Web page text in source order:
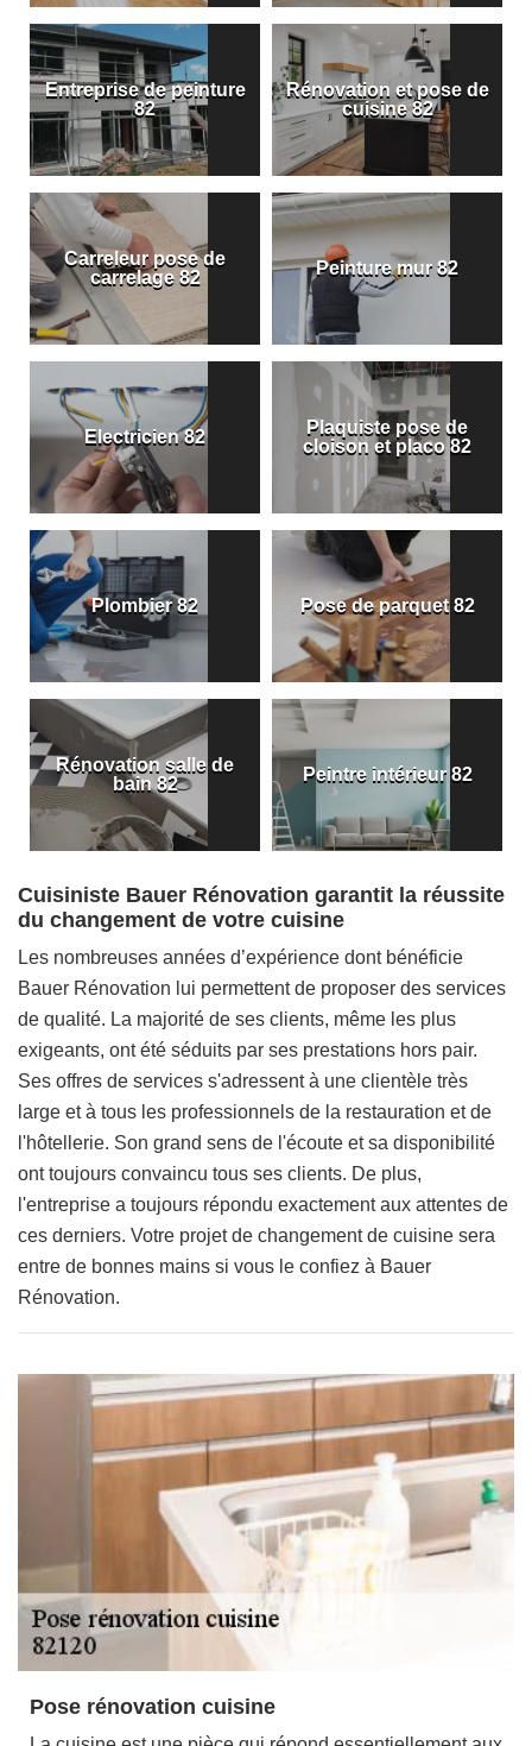
Entreprise de peinture
82
Rénovation et pose de
cuisine 82
Carreleur pose de
carrelage 82
Peinture mur 82
Electricien 82
Plaquiste pose de
cloison et placo 82
Plombier 82 Pose de parquet 82
Rénovation salle de
bain 82
Peintre intérieur 82
Cuisiniste Bauer Rénovation garantit la réussite
du changement de votre cuisine
Les nombreuses années d’expérience dont bénéficie
Bauer Rénovation lui permettent de proposer des services
de qualité. La majorité de ses clients, même les plus
exigeants, ont été séduits par ses prestations hors pair.
Ses offres de services s'adressent à une clientèle très
large et à tous les professionnels de la restauration et de
l'hôtellerie. Son grand sens de l'écoute et sa disponibilité
ont toujours convaincu tous ses clients. De plus,
l'entreprise a toujours répondu exactement aux attentes de
ces derniers. Votre projet de changement de cuisine sera
entre de bonnes mains si vous le confiez à Bauer
Rénovation.
Pose rénovation cuisine